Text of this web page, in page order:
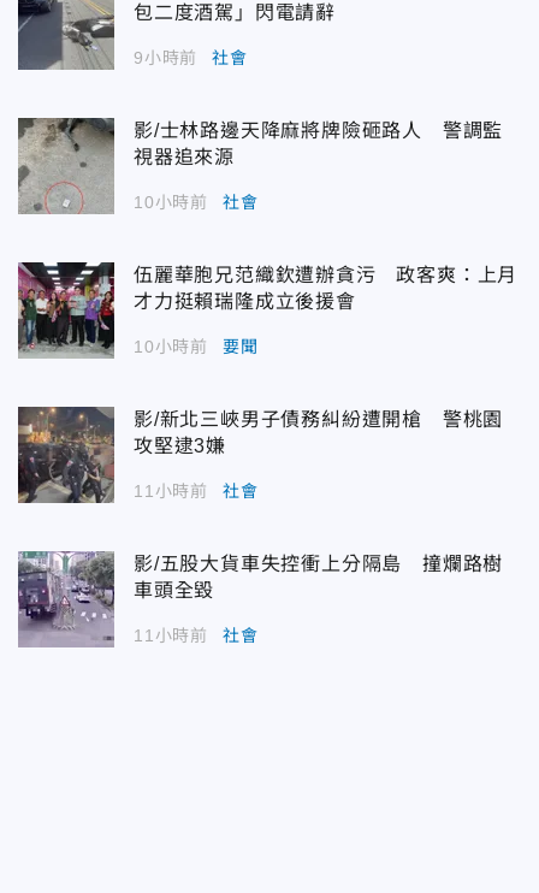
包二度酒駕」閃電請辭
9小時前 社會
影/士林路邊天降麻將牌險砸路人 警調監
視器追來源
10小時前 社會
伍麗華胞兄范織欽遭辦貪污 政客爽：上月
才力挺賴瑞隆成立後援會
10小時前 要聞
影/新北三峽男子債務糾紛遭開槍 警桃園
攻堅逮3嫌
11小時前 社會
影/五股大貨車失控衝上分隔島 撞爛路樹
車頭全毀
11小時前 社會